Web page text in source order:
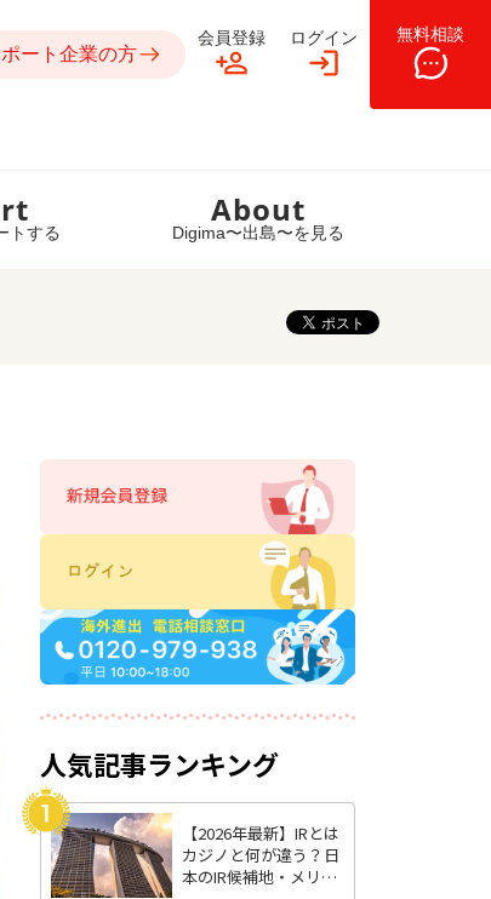
ート企業の方
会員登録 ログイン 無料相談
トする
About
Digima〜出島〜を見る
人気記事ランキング
【2026年最新】IRとは
カジノと何が違う？日
本のIR候補地・メリッ